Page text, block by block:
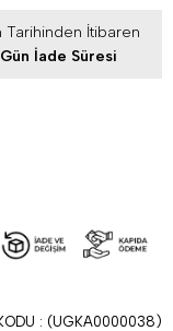
Tarihinden İtibaren
İade Süresi
(UGKA0000038)